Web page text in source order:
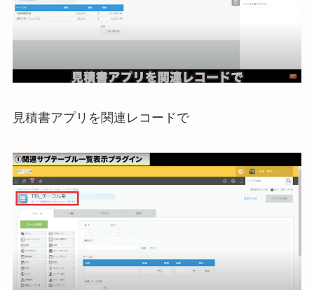
見積書アプリを関連レコードで